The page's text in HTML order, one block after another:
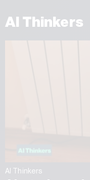
AI Thinkers
AI Thinkers